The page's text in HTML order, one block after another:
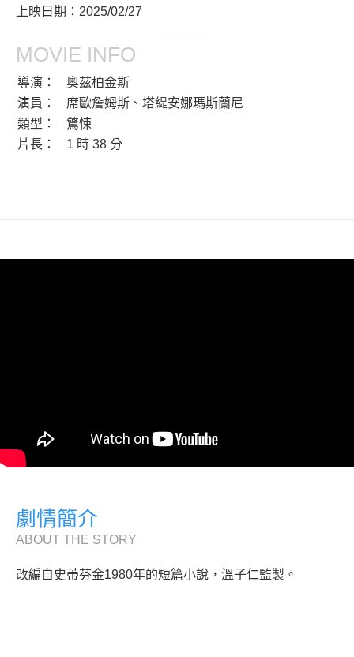
上映日期：2025/02/27
MOVIE INFO
導演：
奧茲柏金斯
演員：
席歐詹姆斯、塔緹安娜瑪斯蘭尼
類型：
驚悚
片長：
1 時 38 分
劇情簡介
ABOUT THE STORY
改編自史蒂芬金1980年的短篇小說，溫子仁監製。